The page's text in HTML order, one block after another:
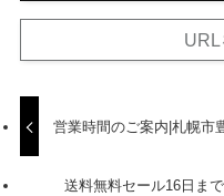
URL
営業時間のご案内|札幌市
送料無料セール16日ま